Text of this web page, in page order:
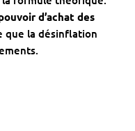
d’achat des
que la désinflation